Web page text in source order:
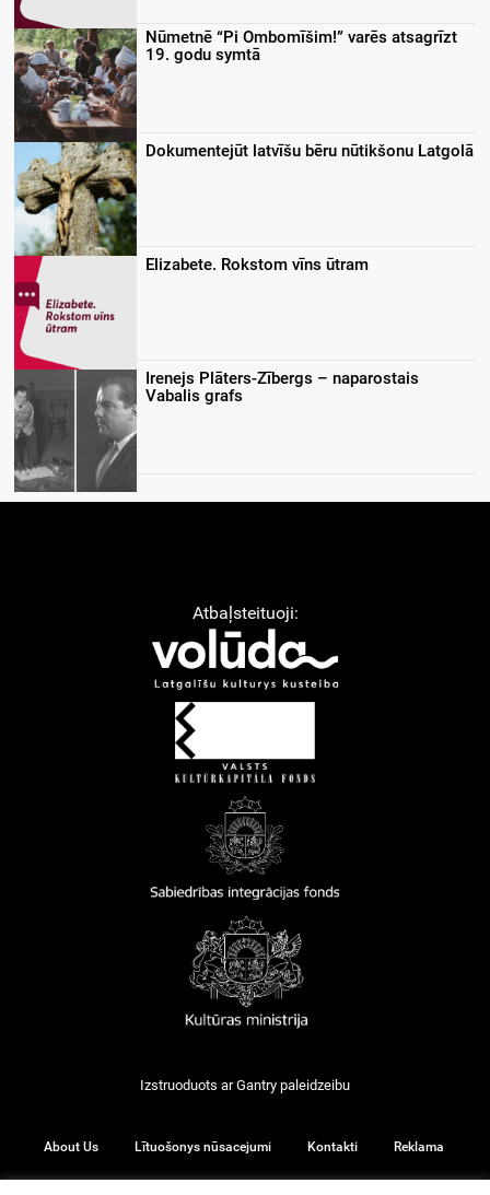
Nūmetnē “Pi Ombomīšim!” varēs atsagrīzt
19. godu symtā
Dokumentejūt latvīšu bēru nūtikšonu Latgolā
Elizabete. Rokstom vīns ūtram
Irenejs Plāters-Zībergs – naparostais
Vabalis grafs
Atbaļsteituoji:
Izstruoduots arGantry paleidzeibu
About Us Lītuošonys nūsacejumi Kontakti Reklama